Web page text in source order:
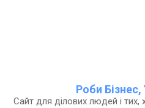
Роби Бізнес,
Сайт для ділових людей і тих,